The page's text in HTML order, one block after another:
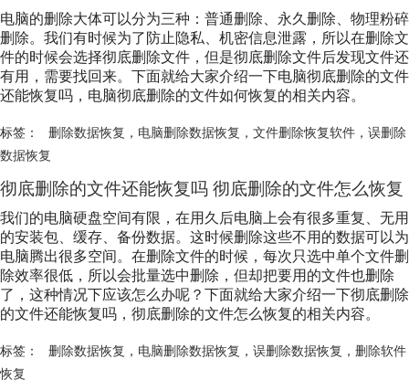
电脑的删除大体可以分为三种：普通删除、永久删除、物理粉碎
删除。我们有时候为了防止隐私、机密信息泄露，所以在删除文
件的时候会选择彻底删除文件，但是彻底删除文件后发现文件还
有用，需要找回来。下面就给大家介绍一下电脑彻底删除的文件
还能恢复吗，电脑彻底删除的文件如何恢复的相关内容。
标签： 删除数据恢复 ， 电脑删除数据恢复 ， 文件删除恢复软件， 误删除
数据恢复
彻底删除的文件还能恢复吗 彻底删除的文件怎么恢复
我们的电脑硬盘空间有限，在用久后电脑上会有很多重复、无用
的安装包、缓存、备份数据。这时候删除这些不用的数据可以为
电脑腾出很多空间。在删除文件的时候，每次只选中单个文件删
除效率很低，所以会批量选中删除，但却把要用的文件也删除
了，这种情况下应该怎么办呢？下面就给大家介绍一下彻底删除
的文件还能恢复吗，彻底删除的文件怎么恢复的相关内容。
标签： 删除数据恢复 ， 电脑删除数据恢复 ， 误删除数据恢复 ， 删除软件
恢复